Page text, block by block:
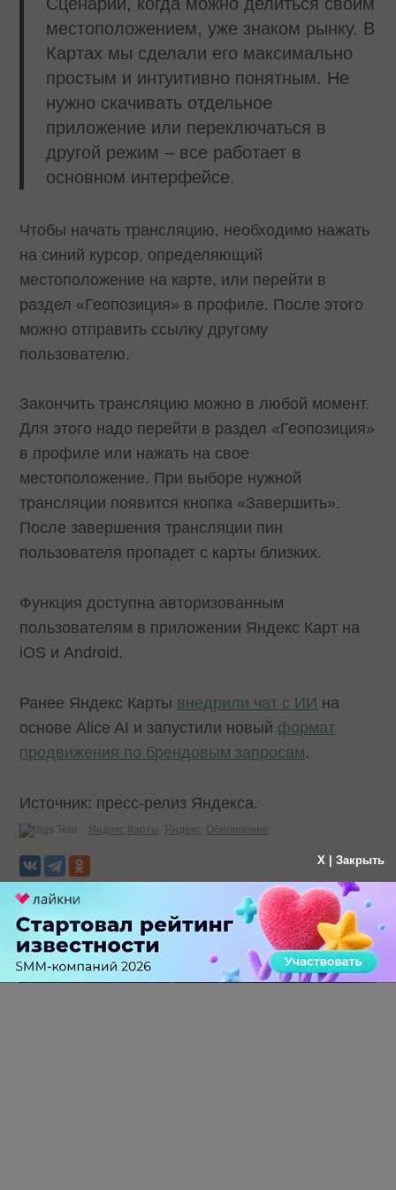
местоположением, уже знаком рынку. В
Картах мы сделали его максимально
простым и интуитивно понятным. Не
нужно скачивать отдельное
приложение или переключаться в
другой режим – все работает в
основном интерфейсе.
Чтобы начать трансляцию, необходимо нажать
на синий курсор, определяющий
местоположение на карте, или перейти в
раздел «Геопозиция» в профиле. После этого
можно отправить ссылку другому
пользователю.
Закончить трансляцию можно в любой момент.
Для этого надо перейти в раздел «Геопозиция»
в профиле или нажать на свое
местоположение. При выборе нужной
трансляции появится кнопка «Завершить».
После завершения трансляции пин
пользователя пропадет с карты близких.
Функция доступна авторизованным
пользователям в приложении Яндекс Карт на
iOS и Android.
Ранее Яндекс Карты внедрили чат с ИИ на
основе Alice AI и запустили новый формат
продвижения по брендовым запросам.
Источник: пресс-релиз Яндекса.
Теги: Яндекс.Карты Яндекс Обновление
НОВОСТИ РЫНКА: ЧИТАЙТЕ ТАКЖЕ
X | Закрыть